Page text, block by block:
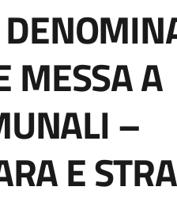
MESSA A
–
E